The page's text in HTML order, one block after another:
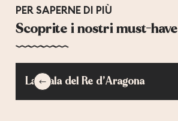
PER SAPERNE DI PIÙ
Scoprite i nostri must-have
La scala del Re d’Aragona